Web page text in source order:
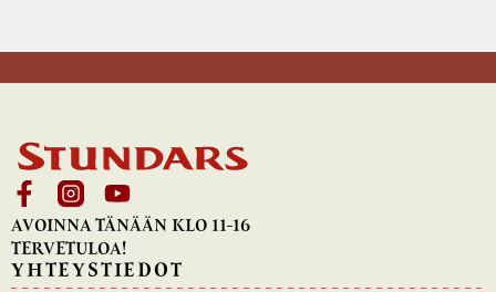
AVOINNA TÄNÄÄN KLO 11-16
TERVETULOA!
YHTEYSTIEDOT